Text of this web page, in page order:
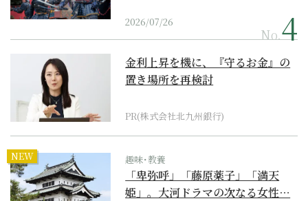
2026/07/26
No.
金利上昇を機に、『守るお金』の
置き場所を再検討
PR(株式会社北九州銀行)
NEW 趣味･教養
「卑弥呼」「藤原薬子」「満天
姫」。大河ドラマの次なる女性…